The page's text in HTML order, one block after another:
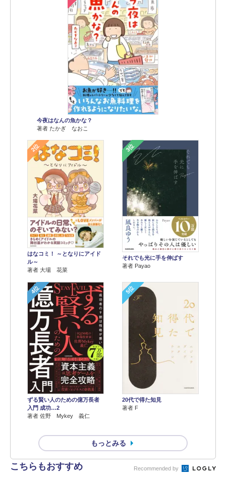
今夜はなんの魚かな？
著者 たかぎ なおこ
2位
はなコミ！ ～となりにアイド
ル～
著者 大場 花菜
3位
それでも光に手を伸ばす
著者 Payao
4位
ずる賢い人のための億万長者
入門 成功…2
著者 佐野 Mykey 義仁
5位
20代で得た知見
著者 F
もっとみる
こちらもおすすめ Recommended by